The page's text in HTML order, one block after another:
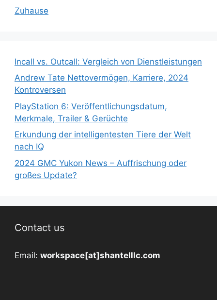
Zuhause
Incall vs. Outcall: Vergleich von Dienstleistungen
Andrew Tate Nettovermögen, Karriere, 2024
Kontroversen
PlayStation 6: Veröffentlichungsdatum,
Merkmale, Trailer & Gerüchte
Erkundung der intelligentesten Tiere der Welt
nach IQ
2024 GMC Yukon News – Auffrischung oder
großes Update?
Contact us
Email: workspace[at]shantelllc.com